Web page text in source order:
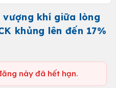
vượng khí giữa lòng
khủng lên đến 17%
này đã hết hạn.